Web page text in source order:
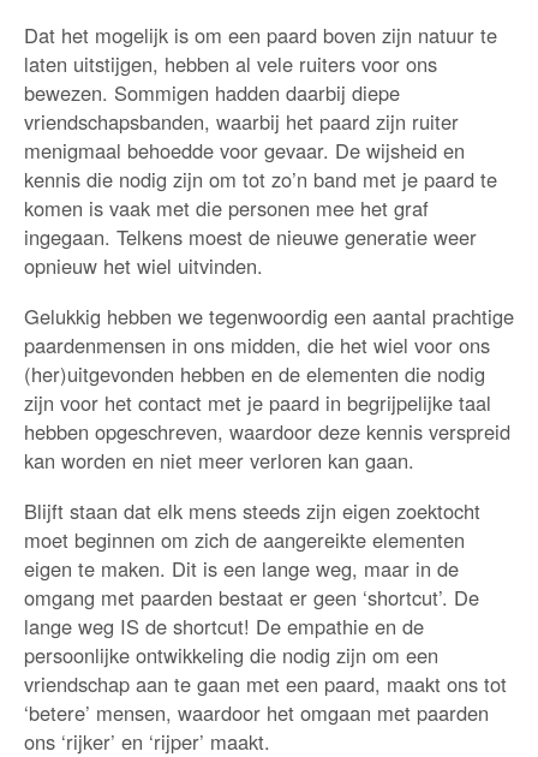
Dat het mogelijk is om een paard boven zijn natuur te
laten uitstijgen, hebben al vele ruiters voor ons
bewezen. Sommigen hadden daarbij diepe
vriendschapsbanden, waarbij het paard zijn ruiter
menigmaal behoedde voor gevaar. De wijsheid en
kennis die nodig zijn om tot zo’n band met je paard te
komen is vaak met die personen mee het graf
ingegaan. Telkens moest de nieuwe generatie weer
opnieuw het wiel uitvinden.
Gelukkig hebben we tegenwoordig een aantal prachtige
paardenmensen in ons midden, die het wiel voor ons
(her)uitgevonden hebben en de elementen die nodig
zijn voor het contact met je paard in begrijpelijke taal
hebben opgeschreven, waardoor deze kennis verspreid
kan worden en niet meer verloren kan gaan.
Blijft staan dat elk mens steeds zijn eigen zoektocht
moet beginnen om zich de aangereikte elementen
eigen te maken. Dit is een lange weg, maar in de
omgang met paarden bestaat er geen ‘shortcut’. De
lange weg IS de shortcut! De empathie en de
persoonlijke ontwikkeling die nodig zijn om een
vriendschap aan te gaan met een paard, maakt ons tot
‘betere’ mensen, waardoor het omgaan met paarden
ons ‘rijker’ en ‘rijper’ maakt.